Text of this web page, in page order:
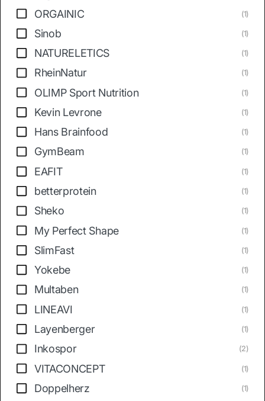
ORGAINIC (1)
Sinob (1)
NATURELETICS (1)
RheinNatur (1)
OLIMP Sport Nutrition (1)
Kevin Levrone (1)
Hans Brainfood (1)
GymBeam (1)
EAFIT (1)
betterprotein (1)
Sheko (1)
My Perfect Shape (1)
SlimFast (1)
Yokebe (1)
Multaben (1)
LINEAVI (1)
Layenberger (1)
Inkospor (2)
VITACONCEPT (1)
Doppelherz (1)